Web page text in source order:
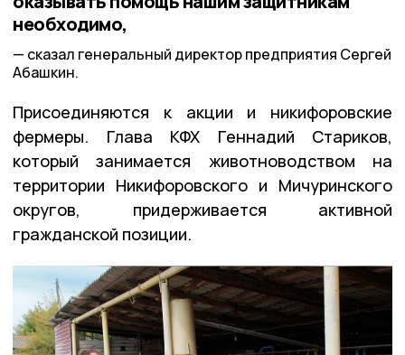
необходимо,
сказал генеральный директор предприятия Сергей
Абашкин.
Присоединяются к акции и никифоровские
фермеры. Глава КФХ Геннадий Стариков,
который занимается животноводством на
территории Никифоровского и Мичуринского
округов, придерживается активной
гражданской позиции.